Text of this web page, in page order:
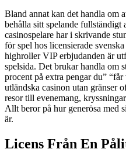
Bland annat kan det handla om
behålla sitt spelande
casinospelare har i skrivande
för spel hos licensierade
highroller VIP erbjudanden är
spelsida. Det brukar handla om
procent på extra pengar du”
utländska casinon utan gränser
resor till evenemang,
Allt beror på hur generösa med
är.
Licens Från En